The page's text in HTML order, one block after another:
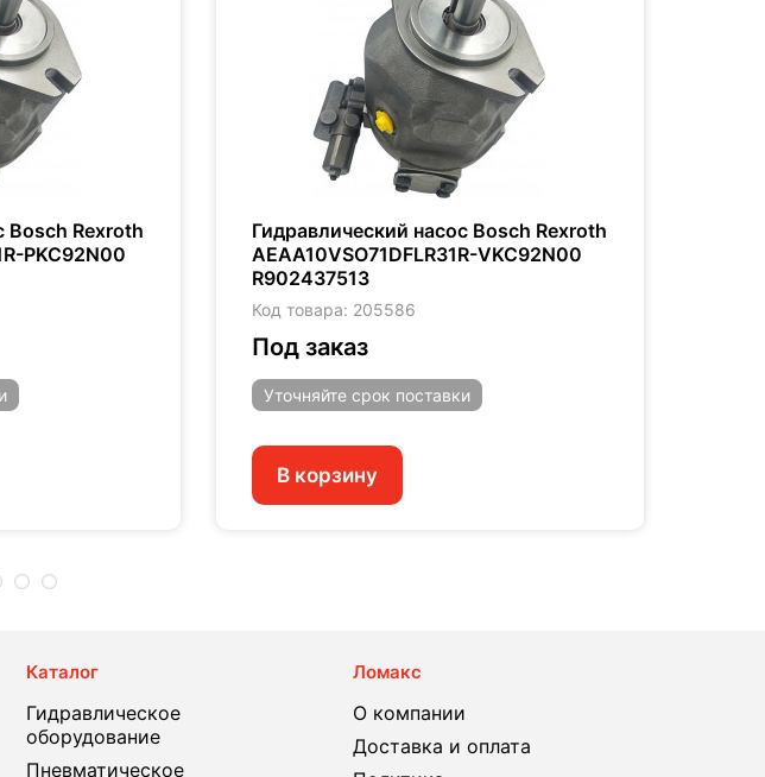
Bosch Rexroth
PKC92N00
Гидравлический насос Bosch Rexroth
AEAA10VSO71DFLR31R-VKC92N00
R902437513
Код товара: 205586
Под заказ
Уточняйте срок поставки
В корзину
Каталог
Гидравлическое
оборудование
Пневматическое
Ломакс
О компании
Доставка и оплата